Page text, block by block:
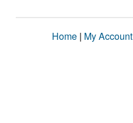
Home | My Account